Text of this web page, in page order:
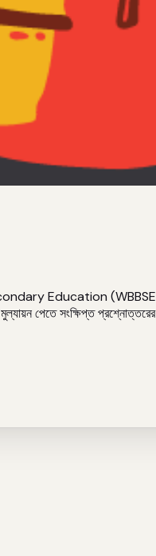
Education (WBBSE)
পেতে সংক্ষিপ্ত